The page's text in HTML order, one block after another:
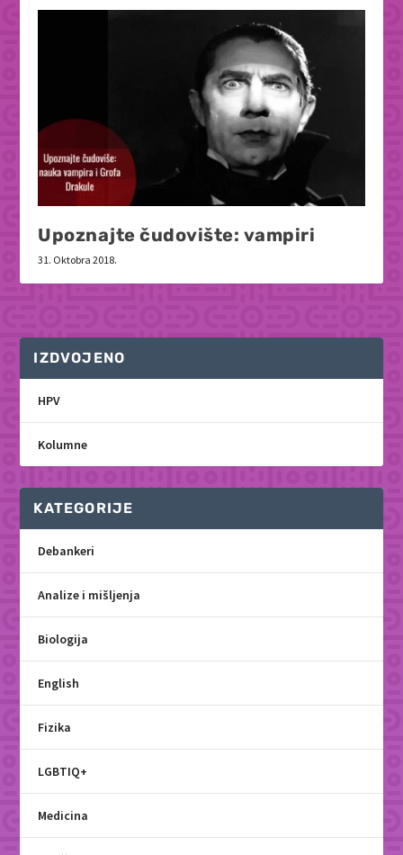
Upoznajte čudovište: vampiri
31. Oktobra 2018.
IZDVOJENO
HPV
Kolumne
KATEGORIJE
Debankeri
Analize i mišljenja
Biologija
English
Fizika
LGBTIQ+
Medicina